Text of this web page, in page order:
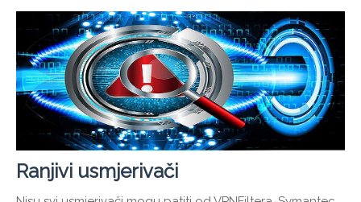
Ranjivi usmjerivači